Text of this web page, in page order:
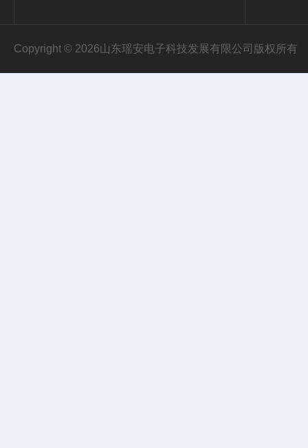
Copyright © 2026山东瑶安电子科技发展有限公司版权所有